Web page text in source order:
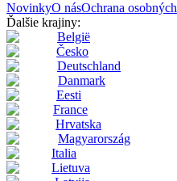
NovinkyO násOchrana
Ďalšie krajiny:
België
Česko
Deutschland
Danmark
Eesti
France
Hrvatska
Magyarország
Italia
Lietuva